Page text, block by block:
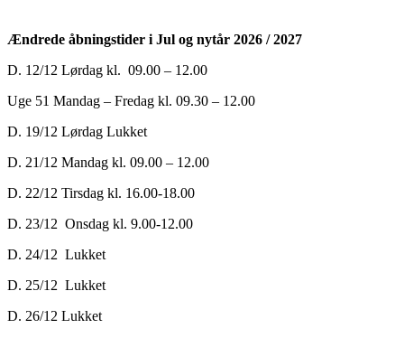
Ændrede åbningstider i Jul og nytår 2026 / 2027
D. 12/12 Lørdag kl. 09.00 – 12.00
Uge 51 Mandag – Fredag kl. 09.30 – 12.00
D. 19/12 Lørdag Lukket
D. 21/12 Mandag kl. 09.00 – 12.00
D. 22/12 Tirsdag kl. 16.00-18.00
D. 23/12 Onsdag kl. 9.00-12.00
D. 24/12 Lukket
D. 25/12 Lukket
D. 26/12 Lukket